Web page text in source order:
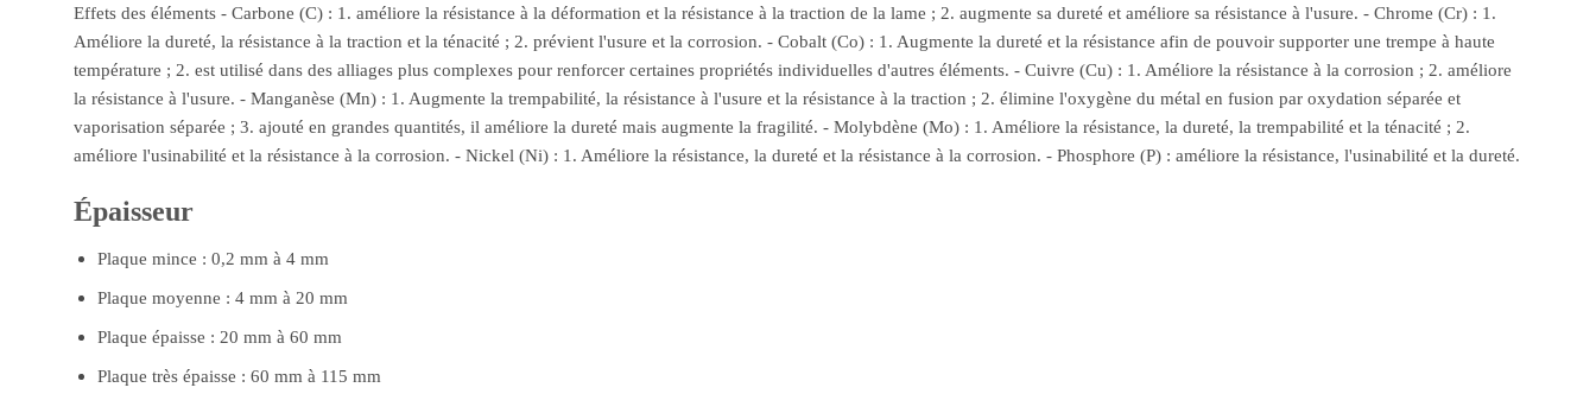
Effets des éléments - Carbone (C) : 1. améliore la résistance à la déformation et la résistance à la traction de la lame ; 2. augmente sa dureté et améliore sa résistance à l'usure. - Chrome (Cr) : 1.
Améliore la dureté, la résistance à la traction et la ténacité ; 2. prévient l'usure et la corrosion. - Cobalt (Co) : 1. Augmente la dureté et la résistance afin de pouvoir supporter une trempe à haute
température ; 2. est utilisé dans des alliages plus complexes pour renforcer certaines propriétés individuelles d'autres éléments. - Cuivre (Cu) : 1. Améliore la résistance à la corrosion ; 2. améliore
la résistance à l'usure. - Manganèse (Mn) : 1. Augmente la trempabilité, la résistance à l'usure et la résistance à la traction ; 2. élimine l'oxygène du métal en fusion par oxydation séparée et
vaporisation séparée ; 3. ajouté en grandes quantités, il améliore la dureté mais augmente la fragilité. - Molybdène (Mo) : 1. Améliore la résistance, la dureté, la trempabilité et la ténacité ; 2.
améliore l'usinabilité et la résistance à la corrosion. - Nickel (Ni) : 1. Améliore la résistance, la dureté et la résistance à la corrosion. - Phosphore (P) : améliore la résistance, l'usinabilité et la dureté.
Épaisseur
Plaque mince : 0,2 mm à 4 mm
Plaque moyenne : 4 mm à 20 mm
Plaque épaisse : 20 mm à 60 mm
Plaque très épaisse : 60 mm à 115 mm